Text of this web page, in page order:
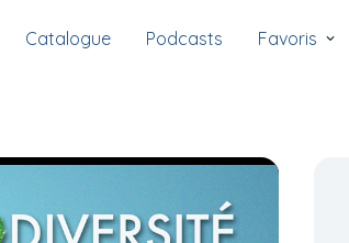
Catalogue Podcasts Favoris